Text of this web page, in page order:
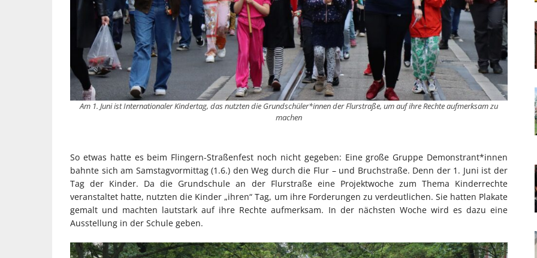
Am 1. Juni ist Internationaler Kindertag, das nutzten die Grundschüler*innen der Flurstraße, um auf ihre Rechte aufmerksam zu
machen
So etwas hatte es beim Flingern-Straßenfest noch nicht gegeben: Eine große Gruppe Demonstrant*innen
bahnte sich am Samstagvormittag (1.6.) den Weg durch die Flur – und Bruchstraße. Denn der 1. Juni ist der
Tag der Kinder. Da die Grundschule an der Flurstraße eine Projektwoche zum Thema Kinderrechte
veranstaltet hatte, nutzten die Kinder „ihren“ Tag, um ihre Forderungen zu verdeutlichen. Sie hatten Plakate
gemalt und machten lautstark auf ihre Rechte aufmerksam. In der nächsten Woche wird es dazu eine
Ausstellung in der Schule geben.